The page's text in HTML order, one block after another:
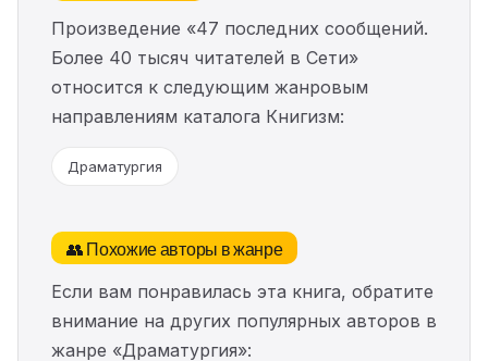
Произведение «47 последних сообщений.
Более 40 тысяч читателей в Сети»
относится к следующим жанровым
направлениям каталога Книгизм:
Драматургия
👥 Похожие авторы в жанре
Если вам понравилась эта книга, обратите
внимание на других популярных авторов в
жанре «Драматургия»: